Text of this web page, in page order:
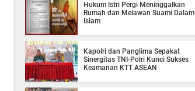
Hukum Istri Pergi Meninggalkan
Rumah dan Melawan Suami Dalam
Islam
Kapolri dan Panglima Sepakat
Sinergitas TNI-Polri Kunci Sukses
Keamanan KTT ASEAN